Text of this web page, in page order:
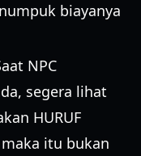
biayanya
NPC
segera lihat
HURUF
itu bukan